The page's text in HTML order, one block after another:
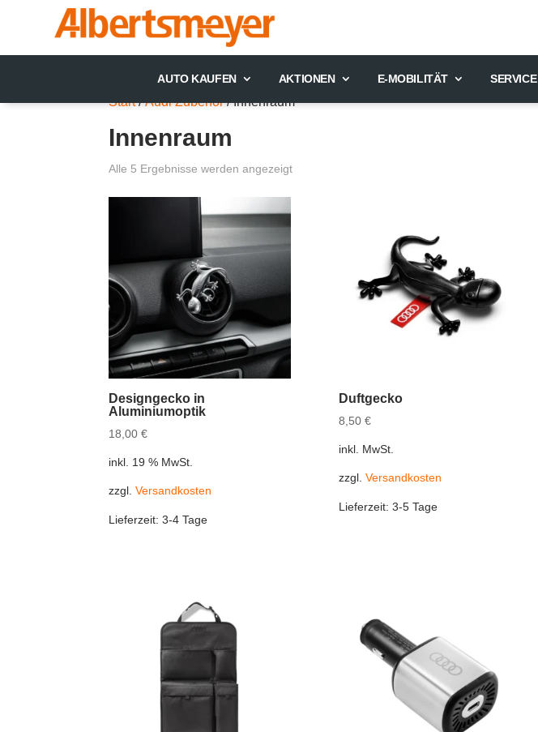
AUTO KAUFEN AKTIONEN E-MOBILITÄT SERVICE
Start/Audi Zubehör/ Innenraum
Innenraum
Alle 5 Ergebnisse werden angezeigt
Designgecko in
Aluminiumoptik
18,00€
inkl. 19 % MwSt.
zzgl.Versandkosten
Lieferzeit:3-4 Tage
Duftgecko
8,50 €
inkl. MwSt.
zzgl. Versandkosten
Lieferzeit: 3-5 Tage